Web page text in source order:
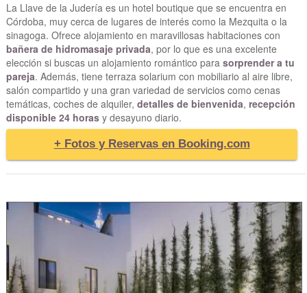
La Llave de la Judería es un hotel boutique que se encuentra en
Córdoba, muy cerca de lugares de interés como la Mezquita o la
sinagoga. Ofrece alojamiento en maravillosas habitaciones con
bañera de hidromasaje privada, por lo que es una excelente
elección si buscas un alojamiento romántico para sorprender a tu
pareja. Además, tiene terraza solarium con mobiliario al aire libre,
salón compartido y una gran variedad de servicios como cenas
temáticas, coches de alquiler, detalles de bienvenida, recepción
disponible 24 horasy desayuno diario.
+ Fotos y Reservas en Booking.com